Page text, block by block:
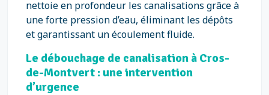
nettoie en profondeur les canalisations grâce à
une forte pression d’eau, éliminant les dépôts
et garantissant un écoulement fluide.
Le débouchage de canalisation à Cros-
de-Montvert : une intervention
d’urgence